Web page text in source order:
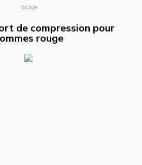
rouge
de compression pour
rouge